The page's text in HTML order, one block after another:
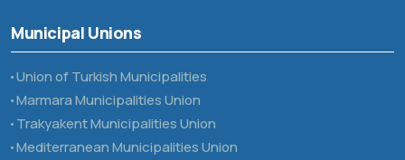
Municipal Unions
Union of Turkish Municipalities
Marmara Municipalities Union
Trakyakent Municipalities Union
Mediterranean Municipalities Union